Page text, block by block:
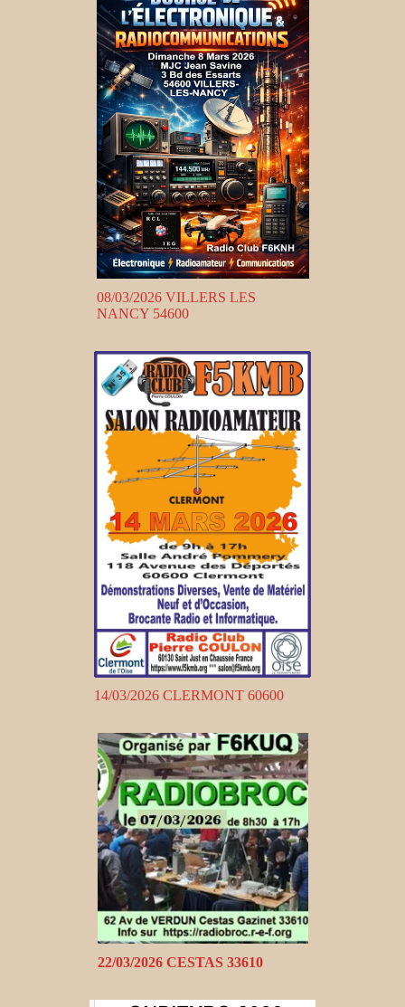
08/03/2026 VILLERS LES
NANCY 54600
14/03/2026 CLERMONT 60600
22/03/2026 CESTAS 33610